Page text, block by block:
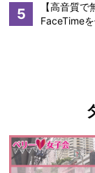
5
【高音質で
FaceTime